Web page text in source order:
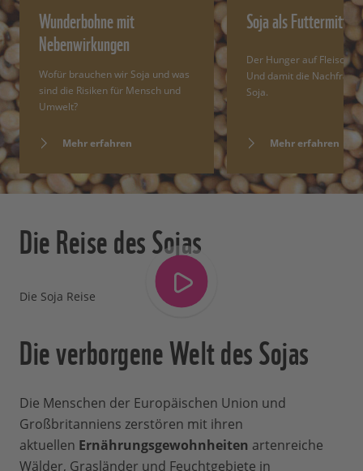
Wunderbohne mit
Nebenwirkungen
Wofür brauchen wir Soja und was
sind die Risiken für Mensch und
Umwelt?
Mehr erfahren
Soja als Futtermittel
Der Hunger auf Fleisch
Und damit die Nachfrage
Soja.
Mehr erfahren
Die Reise des Sojas
Die Soja Reise
Die verborgene Welt des Sojas
Die Menschen der Europäischen Union und
Großbritanniens zerstören mit ihren
aktuellen Ernährungsgewohnheiten artenreiche
Wälder, Grasländer und Feuchtgebiete in